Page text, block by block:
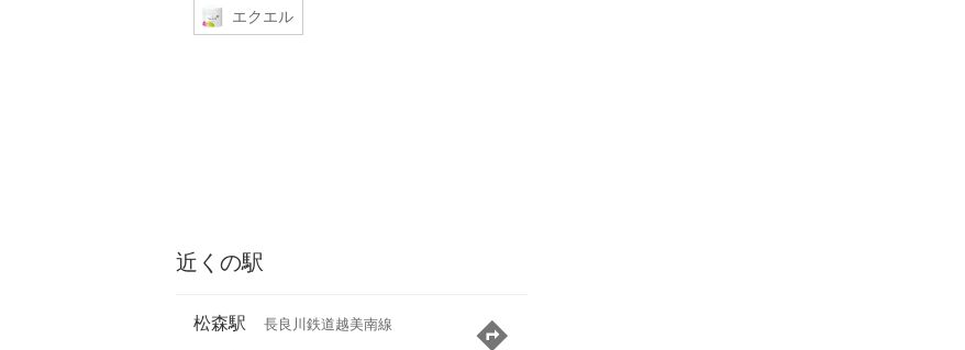
エクエル
近くの駅
松森駅 長良川鉄道越美南線